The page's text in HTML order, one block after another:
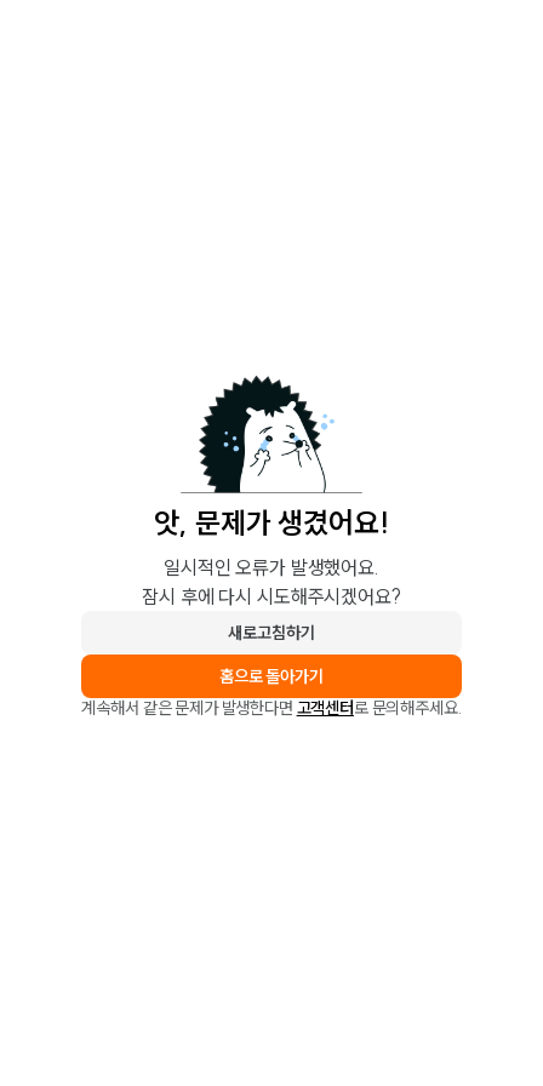
앗, 문제가 생겼어요!
일시적인 오류가 발생했어요.
잠시 후에 다시 시도해주시겠어요?
새로고침하기
홈으로 돌아가기
계속해서 같은 문제가 발생한다면 고객센터로 문의해주세요.